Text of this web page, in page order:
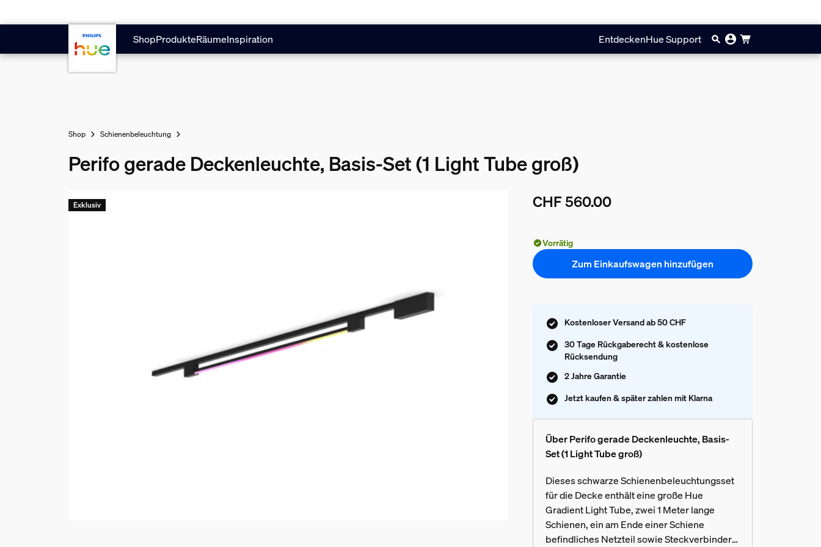
ShopProdukteRäumeInspiration EntdeckenHue Support
Shop Schienenbeleuchtung
Perifo gerade Deckenleuchte, Basis-Set (1 Light Tube groß)
CHF 560.00
Exklusiv
Vorrätig
Zum Einkaufswagen hinzufügen
Kostenloser Versand ab 50 CHF
30 Tage Rückgaberecht & kostenlose
Rücksendung
2 Jahre Garantie
Jetzt kaufen & später zahlen mit Klarna
Über Perifo gerade Deckenleuchte, Basis-
Set (1 Light Tube groß)
Dieses schwarze Schienenbeleuchtungsset
für die Decke enthält eine große Hue
Gradient Light Tube, zwei 1 Meter lange
Schienen, ein am Ende einer Schiene
befindliches Netzteil sowie Steckverbinder